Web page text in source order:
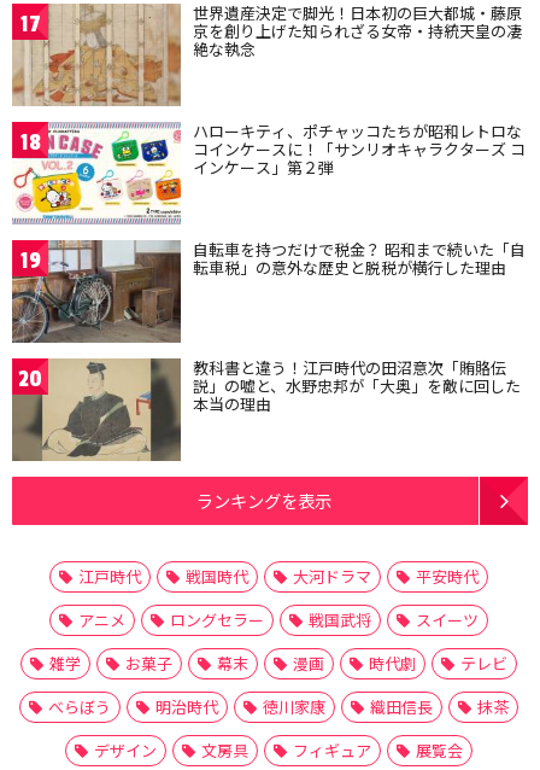
17 世界遺産決定で脚光！日本初の巨大都城・藤原
京を創り上げた知られざる女帝・持統天皇の凄
絶な執念
18 ハローキティ、ポチャッコたちが昭和レトロな
コインケースに！「サンリオキャラクターズ コ
インケース」第２弾
19 自転車を持つだけで税金？ 昭和まで続いた「自
転車税」の意外な歴史と脱税が横行した理由
20 教科書と違う！江戸時代の田沼意次「賄賂伝
説」の嘘と、水野忠邦が「大奥」を敵に回した
本当の理由
ランキングを表示
江戸時代 戦国時代 大河ドラマ
平安時代
アニメ
ロングセラー 戦国武将
スイーツ
雑学
お菓子 幕末 漫画 時代劇
テレビ
べらぼう
明治時代 徳川家康 織田信長
抹茶
デザイン
文房具 フィギュア
展覧会